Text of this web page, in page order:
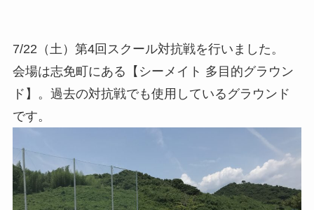
7/22（土）第4回スクール対抗戦を行いました。
会場は志免町にある【シーメイト 多目的グラウン
ド】。過去の対抗戦でも使用しているグラウンド
です。